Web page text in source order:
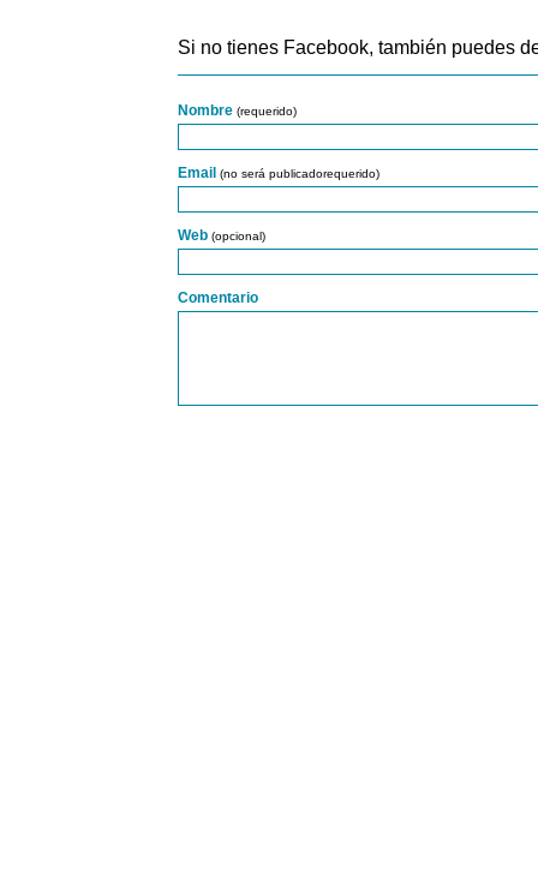
Si no tienes Facebook, también puedes
Nombre (requerido)
Email (no será publicadorequerido)
Web (opcional)
Comentario